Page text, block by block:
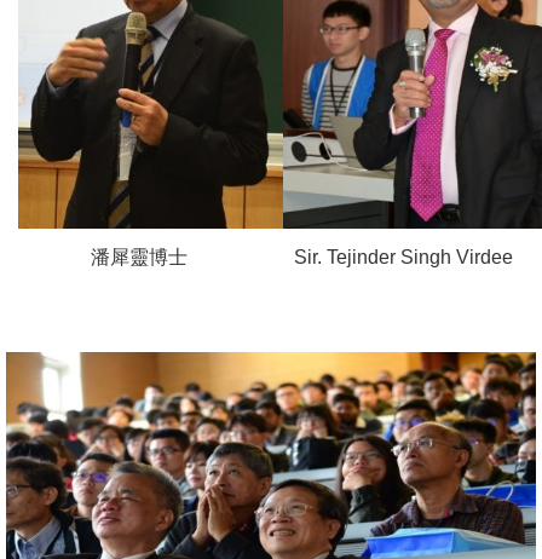
潘犀靈博士 Sir. Tejinder Singh Virdee